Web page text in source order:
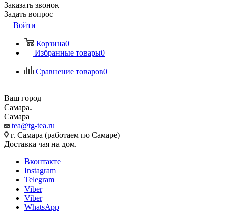
Заказать звонок
Задать вопрос
Войти
Корзина0
Избранные товары0
Сравнение товаров0
Ваш город
Самара
Самара
tea@tg-tea.ru
г. Самара (работаем по Самаре)
Доставка чая на дом.
Вконтакте
Instagram
Telegram
Viber
Viber
WhatsApp